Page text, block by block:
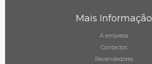
Mais Informação
A empresa
Contactos
Revendedores